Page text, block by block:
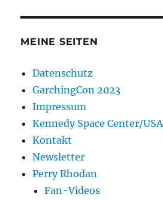
MEINE SEITEN
Datenschutz
GarchingCon 2023
Impressum
Kennedy Space Center/USA
Kontakt
Newsletter
Perry Rhodan
Fan-Videos